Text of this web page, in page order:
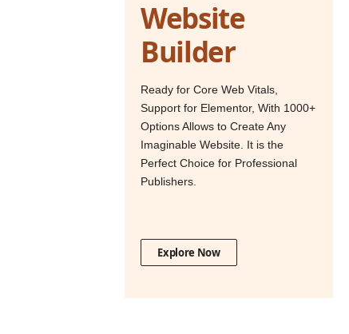
Website
Builder
Ready for Core Web Vitals,
Support for Elementor, With 1000+
Options Allows to Create Any
Imaginable Website. It is the
Perfect Choice for Professional
Publishers.
Explore Now